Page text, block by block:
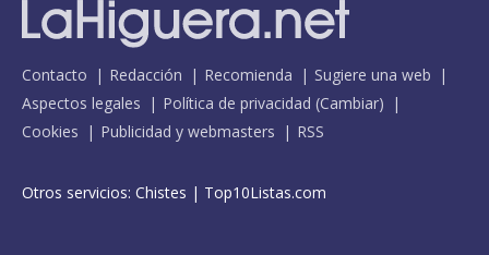
Contacto Redacción Recomienda
Sugiere una web
Aspectos legales
Política de privacidad (Cambiar)
Cookies
Publicidad y webmasters RSS
Otros servicios: Chistes | Top10Listas.com